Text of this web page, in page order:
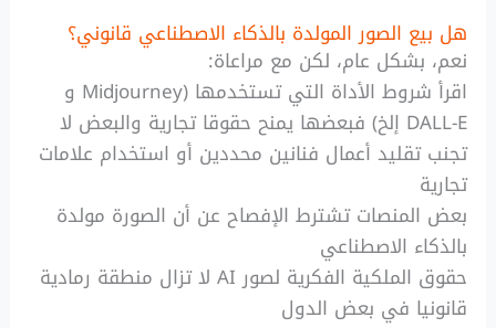
هل بيع الصور المولدة بالذكاء الاصطناعي قانوني؟
نعم، بشكل عام، لكن مع مراعاة:
اقرأ شروط الأداة التي تستخدمها (Midjourney و
DALL-E إلخ) فبعضها يمنح حقوقا تجارية والبعض لا
تجنب تقليد أعمال فنانين محددين أو استخدام علامات
تجارية
بعض المنصات تشترط الإفصاح عن أن الصورة مولدة
بالذكاء الاصطناعي
حقوق الملكية الفكرية لصور AI لا تزال منطقة رمادية
قانونيا في بعض الدول